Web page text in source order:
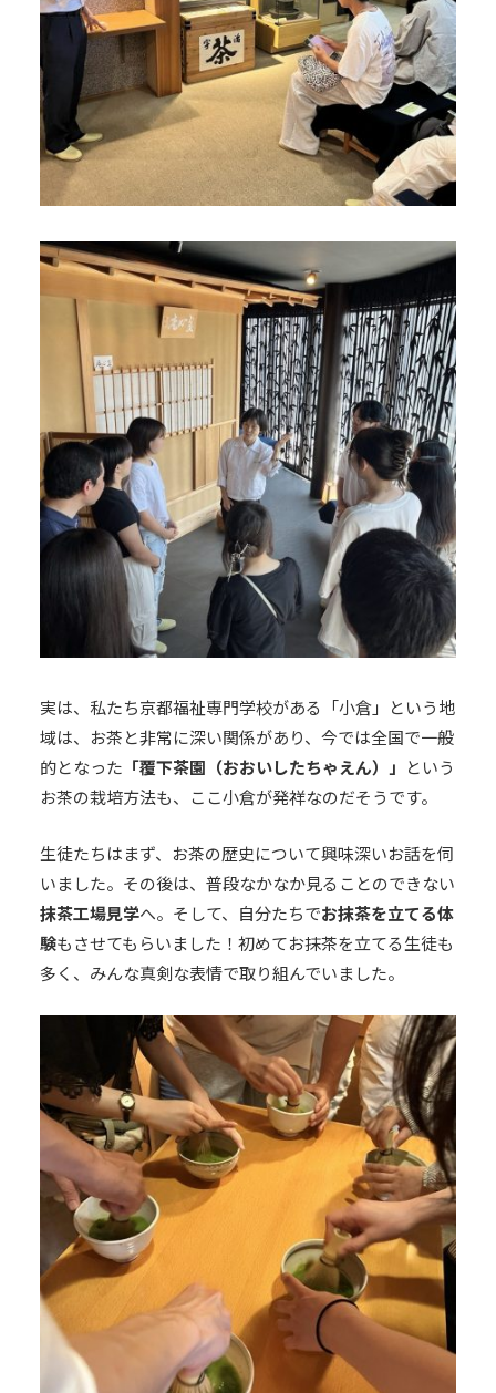
実は、私たち京都福祉専門学校がある「小倉」という地
域は、お茶と非常に深い関係があり、今では全国で一般
的となった 「覆下茶園（おおいしたちゃえん）」
という
お茶の栽培方法も、ここ小倉が発祥なのだそうです。
生徒たちはまず、お茶の歴史について興味深いお話を伺
いました。その後は、普段なかなか見ることのできない
抹茶工場見学へ。そして、自分たちでお抹茶を立てる体
験もさせてもらいました！初めてお抹茶を立てる生徒も
多く、みんな真剣な表情で取り組んでいました。